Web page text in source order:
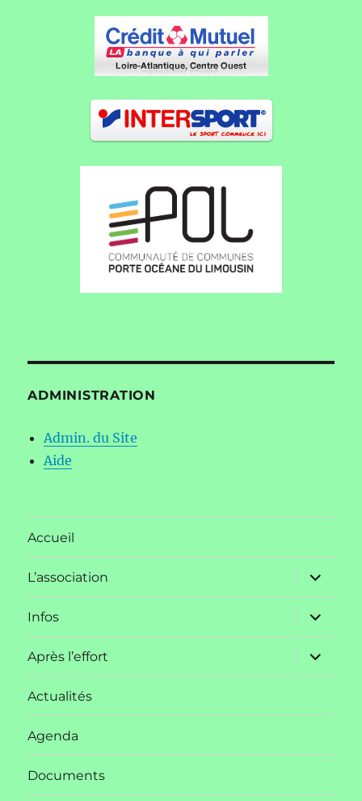
ADMINISTRATION
Admin. du Site
Aide
Accueil
L’association
ouvrir
le
sous-
menu
Infos
ouvrir
le
sous-
menu
Après l’effort
ouvrir
le
sous-
Actualités
Agenda
Documents